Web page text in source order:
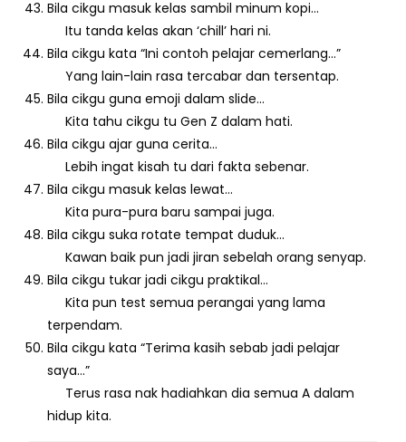
Bila cikgu masuk kelas sambil minum kopi…
Itu tanda kelas akan ‘chill’ hari ni.
Bila cikgu kata “Ini contoh pelajar cemerlang…”
Yang lain-lain rasa tercabar dan tersentap.
Bila cikgu guna emoji dalam slide…
Kita tahu cikgu tu Gen Z dalam hati.
Bila cikgu ajar guna cerita…
Lebih ingat kisah tu dari fakta sebenar.
Bila cikgu masuk kelas lewat…
Kita pura-pura baru sampai juga.
Bila cikgu suka rotate tempat duduk…
Kawan baik pun jadi jiran sebelah orang senyap.
Bila cikgu tukar jadi cikgu praktikal…
Kita pun test semua perangai yang lama
terpendam.
Bila cikgu kata “Terima kasih sebab jadi pelajar
saya…”
Terus rasa nak hadiahkan dia semua A dalam
hidup kita.